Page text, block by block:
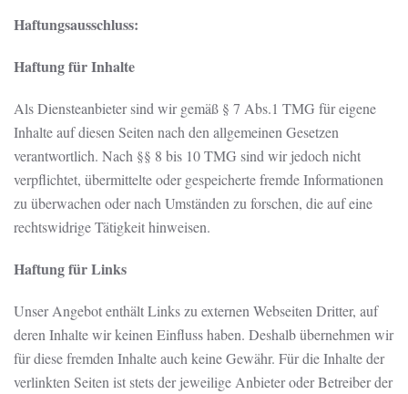
Haftungsausschluss:
Haftung für Inhalte
Als Diensteanbieter sind wir gemäß § 7 Abs.1 TMG für eigene
Inhalte auf diesen Seiten nach den allgemeinen Gesetzen
verantwortlich. Nach §§ 8 bis 10 TMG sind wir jedoch nicht
verpflichtet, übermittelte oder gespeicherte fremde Informationen
zu überwachen oder nach Umständen zu forschen, die auf eine
rechtswidrige Tätigkeit hinweisen.
Haftung für Links
Unser Angebot enthält Links zu externen Webseiten Dritter, auf
deren Inhalte wir keinen Einfluss haben. Deshalb übernehmen wir
für diese fremden Inhalte auch keine Gewähr. Für die Inhalte der
verlinkten Seiten ist stets der jeweilige Anbieter oder Betreiber der